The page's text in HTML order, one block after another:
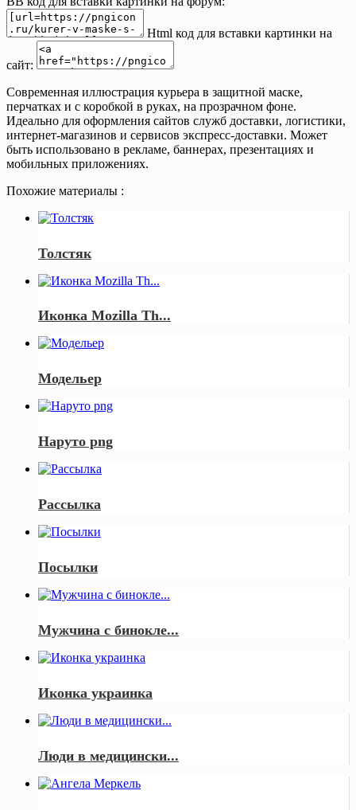
Html код для вставки картинки на
сайт:
Современная иллюстрация курьера в защитной маске,
перчатках и с коробкой в руках, на прозрачном фоне.
Идеально для оформления сайтов служб доставки, логистики,
интернет-магазинов и сервисов экспресс-доставки. Может
быть использовано в рекламе, баннерах, презентациях и
мобильных приложениях.
Похожие материалы :
Толстяк
Иконка Mozilla Th...
Модельер
Наруто png
Рассылка
Посылки
Мужчина с бинокле...
Иконка украинка
Люди в медицински...